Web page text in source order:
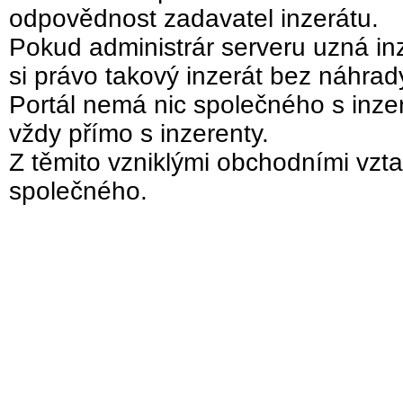
odpovědnost zadavatel inzerátu.
Pokud administrár serveru uzná
si právo takový inzerát bez
Portál nemá nic společného s
vždy přímo s inzerenty.
Z těmito vzniklými obchodními
společného.